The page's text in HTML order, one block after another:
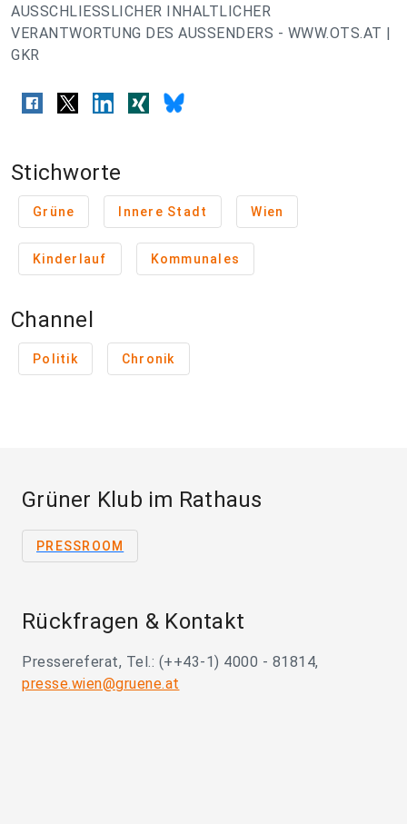
AUSSCHLIESSLICHER INHALTLICHER
VERANTWORTUNG DES AUSSENDERS - WWW.OTS.AT |
GKR
Stichworte
Grüne Innere Stadt Wien
Kinderlauf Kommunales
Channel
Politik Chronik
Grüner Klub im Rathaus
PRESSROOM
Rückfragen & Kontakt
Pressereferat, Tel.: (++43-1) 4000 - 81814,
presse.wien@gruene.at